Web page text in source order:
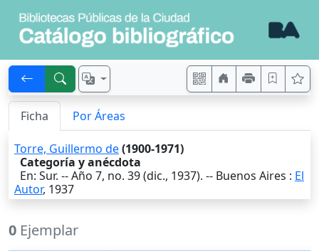
Ficha Por Áreas
Torre, Guillermo de(1900-1971)
Categoría y anécdota
En: Sur. -- Año 7, no. 39 (dic., 1937). -- Buenos Aires : El
Autor, 1937
0 Ejemplar